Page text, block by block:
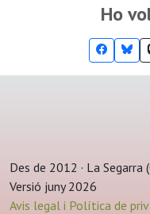
Ho
Des de 2012 · La Segarra
Versió juny 2026
Avis legal i Política de